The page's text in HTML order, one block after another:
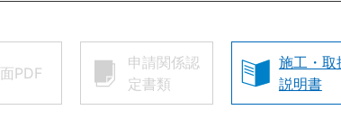
PDF
申請関係認
定書類
施工・取
説明書